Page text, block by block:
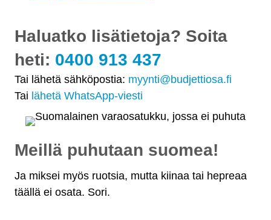
Haluatko lisätietoja? Soita
heti: 0400 913 437
Tai lähetä sähköpostia: myynti@budjettiosa.fi
Tai lähetä WhatsApp-viesti
Meillä puhutaan suomea!
Ja miksei myös ruotsia, mutta kiinaa tai hepreaa
täällä ei osata. Sori.